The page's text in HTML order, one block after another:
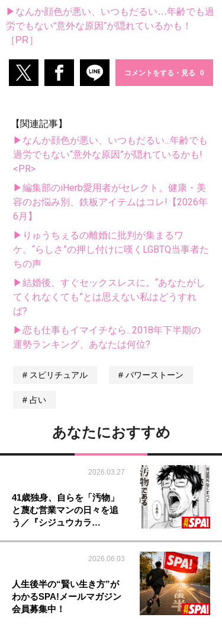
▶なんか顔色が悪い、いつもだるい…年齢でも過
労でもない“意外な原因”が隠れているかも！
［PR］
コメントをする・見る
【関連記事】
▶なんか顔色が悪い、いつもだるい...年齢でも
過労でもない“意外な原因”が隠れているかも!
<PR>
▶編集部のiHerb愛用者がセレクト。健康・美
容のお悩み別、鉄板アイテムはコレ!【2026年
6月】
▶りゅうちぇるの離婚に批判が集まるワ
ケ。“らしさ”の押し付けに嘆くLGBTQ当事者た
ちの声
▶結婚後、すぐセックスレスに。“あなたがし
てくれなくても”とは思えない私はどうすれ
ば?
▶恋も仕事もイマイチなら...2018年下半期の
運勢ランキング、あなたは何位?
スピリチュアル パワーストーン
占い
あなたにおすすめ
2026.03.27
41歳独身、自らを「汚物」
と蔑む営業マンの日々を追
う／『シジュウカラ…
2026.06.03
人生後半の“賢い生き方”が
わかるSPA!メールマガジン
会員募集中！